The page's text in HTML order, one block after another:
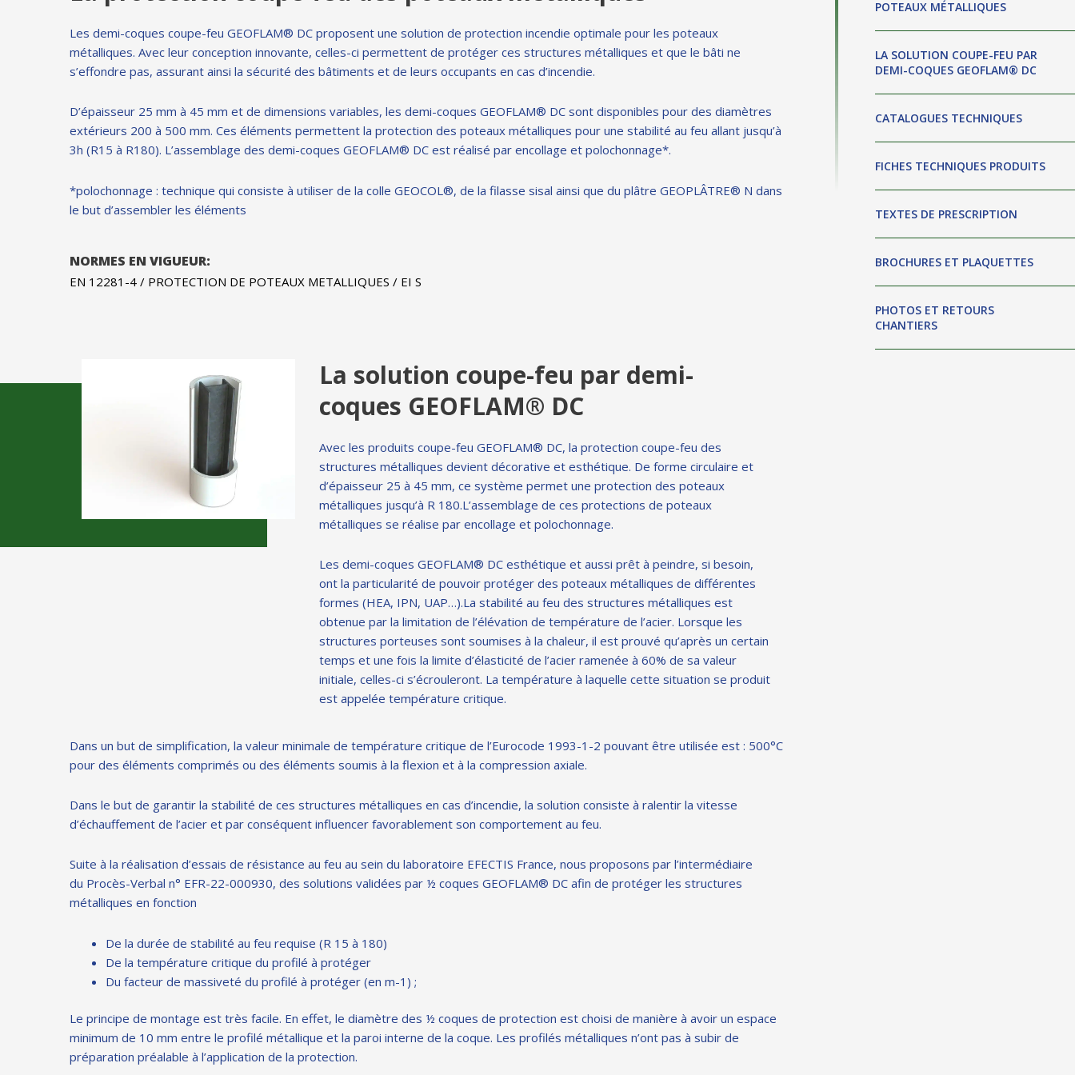
Protection coupe-feu par flocage
Colles coupe-feu, plâtres et filasse
Négoce
Notre équipe d'experts se tient à votre écoute pour
GeoPro est un outil de calcul en ligne, il vous permet de
encoffrement techniques ou pour l'installation des
Les demi-coques coupe-feu GEOFLAM® DC proposent une solution de protection incendie optimale pour les poteaux
métalliques. Avec leur conception innovante, celles-ci permettent de protéger ces structures métalliques et que le bâti ne
s’effondre pas, assurant ainsi la sécurité des bâtiments et de leurs occupants en cas d’incendie.
D’épaisseur 25 mm à 45 mm et de dimensions variables, les demi-coques GEOFLAM® DC sont disponibles pour des diamètres
extérieurs 200 à 500 mm. Ces éléments permettent la protection des poteaux métalliques pour une stabilité au feu allant jusqu’à
3h (R15 à R180). L’assemblage des demi-coques GEOFLAM® DC est réalisé par encollage et polochonnage*.
*polochonnage : technique qui consiste à utiliser de la colle GEOCOL®, de la filasse sisal ainsi que du plâtre GEOPLÂTRE® N dans
le but d’assembler les éléments
NORMES EN VIGUEUR:
EN 12281-4 / PROTECTION DE POTEAUX METALLIQUES / EI S
La solution coupe-feu par demi-
coques GEOFLAM® DC
Avec les produits coupe-feu GEOFLAM® DC, la protection coupe-feu des
structures métalliques devient décorative et esthétique. De forme circulaire et
d’épaisseur 25 à 45 mm, ce système permet une protection des poteaux
métalliques jusqu’à R 180.L’assemblage de ces protections de poteaux
métalliques se réalise par encollage et polochonnage.
Les demi-coques GEOFLAM® DC esthétique et aussi prêt à peindre, si besoin,
ont la particularité de pouvoir protéger des poteaux métalliques de différentes
formes (HEA, IPN, UAP…).La stabilité au feu des structures métalliques est
obtenue par la limitation de l’élévation de température de l’acier. Lorsque les
structures porteuses sont soumises à la chaleur, il est prouvé qu’après un certain
temps et une fois la limite d’élasticité de l’acier ramenée à 60% de sa valeur
initiale, celles-ci s’écrouleront. La température à laquelle cette situation se produit
est appelée température critique.
Dans un but de simplification, la valeur minimale de température critique de l’Eurocode 1993-1-2 pouvant être utilisée est : 500°C
pour des éléments comprimés ou des éléments soumis à la flexion et à la compression axiale.
Dans le but de garantir la stabilité de ces structures métalliques en cas d’incendie, la solution consiste à ralentir la vitesse
d’échauffement de l’acier et par conséquent influencer favorablement son comportement au feu.
Suite à la réalisation d’essais de résistance au feu au sein du laboratoire EFECTIS France, nous proposons par l’intermédiaire
du Procès-Verbal n° EFR-22-000930, des solutions validées par ½ coques GEOFLAM® DC afin de protéger les structures
métalliques en fonction
De la durée de stabilité au feu requise (R 15 à 180)
De la température critique du profilé à protéger
Du facteur de massiveté du profilé à protéger (en m-1) ;
Le principe de montage est très facile. En effet, le diamètre des ½ coques de protection est choisi de manière à avoir un espace
minimum de 10 mm entre le profilé métallique et la paroi interne de la coque. Les profilés métalliques n’ont pas à subir de
préparation préalable à l’application de la protection.
POTEAUX MÉTALLIQUES
LA SOLUTION COUPE-FEU PAR
DEMI-COQUES GEOFLAM® DC
CATALOGUES TECHNIQUES
FICHES TECHNIQUES PRODUITS
TEXTES DE PRESCRIPTION
BROCHURES ET PLAQUETTES
PHOTOS ET RETOURS
CHANTIERS